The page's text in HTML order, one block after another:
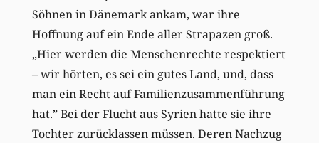
Söhnen in Dänemark ankam, war ihre
Hoffnung auf ein Ende aller Strapazen groß.
„Hier werden die Menschenrechte respektiert
– wir hörten, es sei ein gutes Land, und, dass
man ein Recht auf Familienzusammenführung
hat.” Bei der Flucht aus Syrien hatte sie ihre
Tochter zurücklassen müssen. Deren Nachzug